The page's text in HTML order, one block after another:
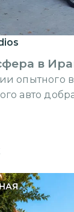
в
опытного
авто